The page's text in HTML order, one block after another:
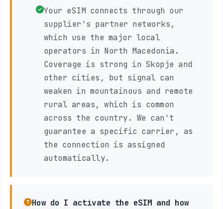
Your eSIM connects through our
supplier's partner networks,
which use the major local
operators in North Macedonia.
Coverage is strong in Skopje and
other cities, but signal can
weaken in mountainous and remote
rural areas, which is common
across the country. We can't
guarantee a specific carrier, as
the connection is assigned
automatically.
How do I activate the eSIM and how